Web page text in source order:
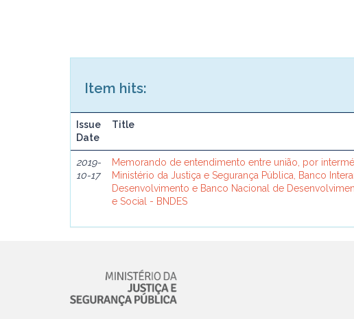
Item hits:
Issue
Date
Title
2019-
10-17
Memorando de entendimento entre união, por
Ministério da Justiça e Segurança Pública, Banco
Desenvolvimento e Banco Nacional de
e Social - BNDES